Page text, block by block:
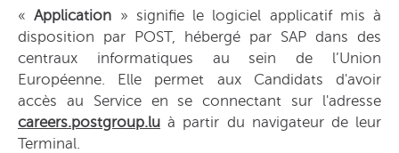
«Application » signifie le logiciel applicatif mis à
disposition par POST, hébergé par SAP dans des
centraux informatiques au sein de l’Union
Européenne. Elle permet aux Candidats d'avoir
accès au Service en se connectant sur l'adresse
careers.postgroup.lu à partir du navigateur de leur
Terminal.